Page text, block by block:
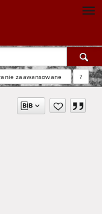
zaawansowane ?